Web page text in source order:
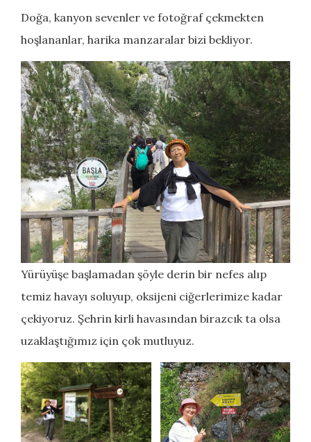
Doğa, kanyon sevenler ve fotoğraf çekmekten
hoşlananlar, harika manzaralar bizi bekliyor.
Yürüyüşe başlamadan şöyle derin bir nefes alıp
temiz havayı soluyup, oksijeni ciğerlerimize kadar
çekiyoruz. Şehrin kirli havasından birazcık ta olsa
uzaklaştığımız için çok mutluyuz.